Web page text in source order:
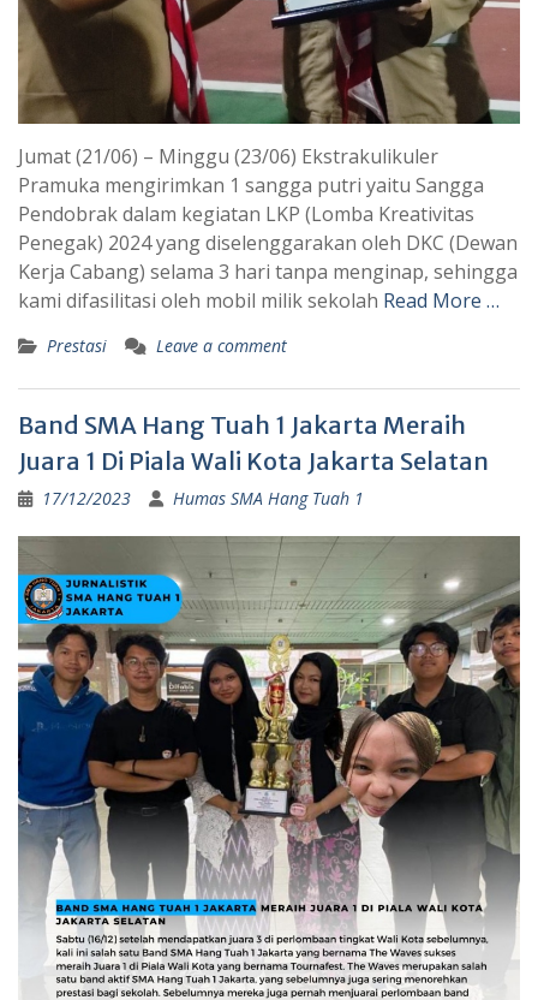
Jumat (21/06) – Minggu (23/06) Ekstrakulikuler
Pramuka mengirimkan 1 sangga putri yaitu Sangga
Pendobrak dalam kegiatan LKP (Lomba Kreativitas
Penegak) 2024 yang diselenggarakan oleh DKC (Dewan
Kerja Cabang) selama 3 hari tanpa menginap, sehingga
kami difasilitasi oleh mobil milik sekolah Read More …
Prestasi Leave a comment
Band SMA Hang Tuah 1 Jakarta Meraih
Juara 1 Di Piala Wali Kota Jakarta Selatan
17/12/2023 Humas SMA Hang Tuah 1